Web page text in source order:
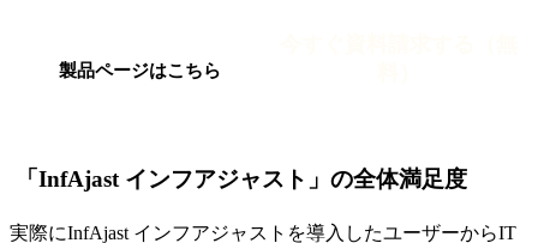
製品ページはこちら
「InfAjast インフアジャスト」の全体満足度
実際にInfAjast インフアジャストを導入したユーザーからIT